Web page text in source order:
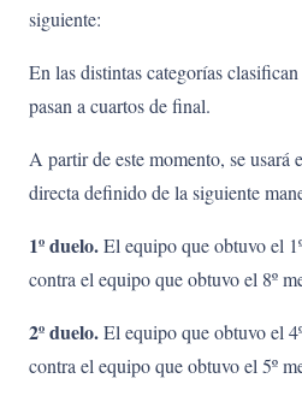
siguiente:
En las distintas categorías
pasan a cuartos de final.
A partir de este momento, se usará
directa definido de la siguiente
1º duelo.El equipo que obtuvo el
contra el equipo que obtuvo el 8º
2º duelo.El equipo que obtuvo el
contra el equipo que obtuvo el 5º